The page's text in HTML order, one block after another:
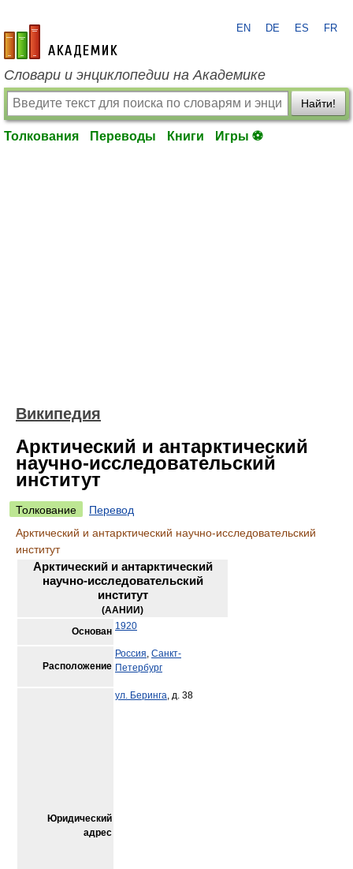
academic.ru
EN DE ES FR
Словари и энциклопедии на Академике
Найти!
Толкования Переводы Книги Игры ⚽
Википедия
Арктический и антарктический
научно-исследовательский
институт
Толкование
Перевод
Арктический и антарктический научно-исследовательский
институт
Арктический и антарктический
научно-исследовательский
институт
(ААНИИ)
Основан 1920
Расположение
Россия, Санкт-
Петербург
Юридический
адрес
ул. Беринга, д. 38